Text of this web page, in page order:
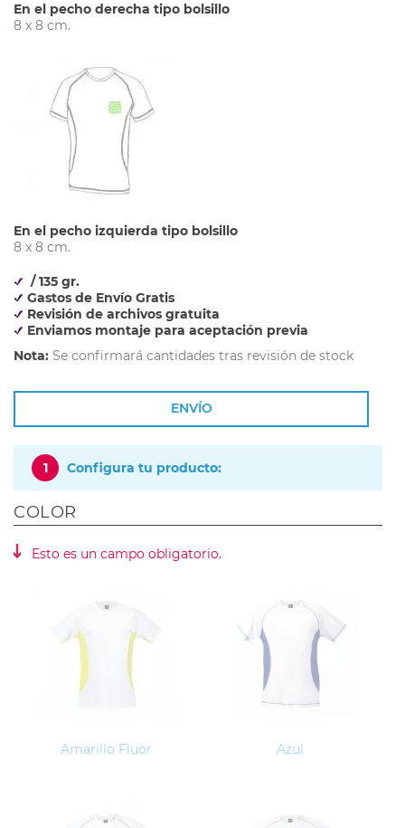
En el pecho derecha tipo bolsillo
8 x 8 cm.
En el pecho izquierda tipo bolsillo
8 x 8 cm.
/ 135 gr.
Gastos de Envío Gratis
Revisión de archivos gratuita
Enviamos montaje para aceptación previa
Nota: Se confirmará cantidades tras revisión de stock
ENVÍO
1 Configura tu producto:
COLOR
Esto es un campo obligatorio.
Amarillo Fluor Azul